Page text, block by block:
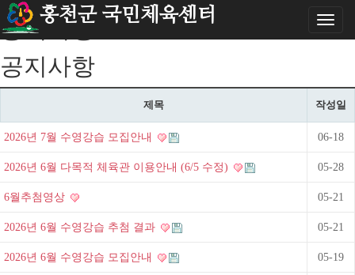
Toggle
홍천군 국민체육센터
공지사항
공지사항
제목 작성일
2026년 7월 수영강습 모집안내 06-18
2026년 6월 다목적 체육관 이용안내 (6/5 수정) 05-28
6월추첨영상 05-21
2026년 6월 수영강습 추첨 결과 05-21
2026년 6월 수영강습 모집안내 05-19